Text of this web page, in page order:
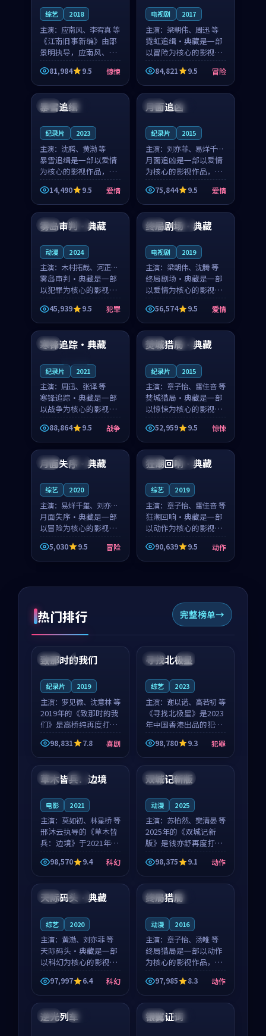
综艺 2018
主演： 应南风、李宥真 等
《江南旧事新编》由邵
景明执导，应南风、李
宥真领衔主演，是一部
2018年上映的日本惊悚
综艺。影片以邻里温情
遇到告别都浸着真实
81,984 9.5 惊悚
电视剧 2017
主演： 梁朝伟、周迅 等
霓虹追缉·典藏是一部
以冒险为核心的影视作
品，围绕危机、反转与
人物成长展开，整体节
奏紧凑，值得推荐观
看。
84,821 9.5 冒险
中国 完结
暴雪追缉
纪录片 2023
主演： 沈腾、黄渤 等
暴雪追缉是一部以爱情
为核心的影视作品，围
绕危机、反转与人物成
长展开，整体节奏紧
凑，值得推荐观看。
14,490 9.5 爱情
中国 院线
月面追凶
纪录片 2015
主演： 刘亦菲、易烊千玺
等
月面追凶是一部以爱情
为核心的影视作品，围
绕危机、反转与人物成
长展开，整体节奏紧
凑，值得推荐观看。
75,844 9.5 爱情
韩国 独播
雾岛审判·典藏
动漫 2024
主演： 木村拓哉、河正宇
等
雾岛审判·典藏是一部
以犯罪为核心的影视作
品，围绕危机、反转与
人物成长展开，整体节
奏紧凑，值得推荐观
看。
45,939 9.5 犯罪
泰国 院线
终局剧场·典藏
电视剧 2019
主演： 梁朝伟、沈腾 等
终局剧场·典藏是一部
以爱情为核心的影视作
品，围绕危机、反转与
人物成长展开，整体节
奏紧凑，值得推荐观
看。
56,574 9.5 爱情
中国
寒锋追踪·典藏
纪录片 2021
主演： 周迅、张译 等
寒锋追踪·典藏是一部
以战争为核心的影视作
品，围绕危机、反转与
人物成长展开，整体节
奏紧凑，值得推荐观
看。
88,864 9.5 战争
美国 热播
焚城猎局·典藏
纪录片 2015
主演： 章子怡、雷佳音 等
焚城猎局·典藏是一部
以惊悚为核心的影视作
品，围绕危机、反转与
人物成长展开，整体节
奏紧凑，值得推荐观
看。
52,959 9.5 惊悚
中国 热播
月面失序·典藏
综艺 2020
主演： 易烊千玺、刘亦菲
等
月面失序·典藏是一部
以冒险为核心的影视作
品，围绕危机、反转与
人物成长展开，整体节
奏紧凑，值得推荐观
5,030 9.5 冒险
中国 完结
狂潮回响·典藏
综艺 2019
主演： 章子怡、雷佳音 等
狂潮回响·典藏是一部
以动作为核心的影视作
品，围绕危机、反转与
人物成长展开，整体节
奏紧凑，值得推荐观
90,639 9.5 动作
热门排行 完整榜单
中国 4K
99:22
致那时的我们
纪录片 2019
主演： 罗见微、沈意林 等
2019年的《致那时的我
们》是高桥纯再度打磨
的喜剧佳作。中国大陆
的取景与都市寓言的氛
围相互成就，罗见微与
沈意林的对手戏自然克
制，让整部影片在悬
98,831 7.8 喜剧
中国 4K
99:18
寻找北极星
综艺 2023
主演： 谢以诺、高若初 等
《寻找北极星》是2023
年中国香港出品的犯罪
新作，主创团队希望用
公路冒险的故事让观众
停下来想一想。谢以诺
领衔，高若初担任重要
角色，戚南柯的叙事
98,780 9.3 犯罪
泰国 独播
草木皆兵：边境
电影 2021
主演： 莫如初、林星桥 等
邢沐云执导的《草木皆
兵：边境》于2021年面
世，泰国的城市气质与
校园青春的人物心境共
同构筑了影片基调。莫
如初、林星桥用细腻的
表演撑起整部科幻电
98,570 9.4 科幻
中国 独播
双城记新版
动漫 2025
主演： 苏柏然、樊清晏 等
2025年的《双城记新
版》是钱亦舒再度打磨
的动作佳作。中国大陆
的取景与沙漠探险的氛
围相互成就，苏柏然与
樊清晏的对手戏自然克
制，让整部影片在悬念
98,375 9.1 动作
韩国 完结
天际码头·典藏
综艺 2020
主演： 黄渤、刘亦菲 等
天际码头·典藏是一部
以科幻为核心的影视作
品，围绕危机、反转与
人物成长展开，整体节
奏紧凑，值得推荐观
看。
97,997 6.4 科幻
中国 独播
终局猎局
动漫 2016
主演： 章子怡、汤唯 等
终局猎局是一部以动作
为核心的影视作品，围
绕危机、反转与人物成
长展开，整体节奏紧
凑，值得推荐观看。
97,985 8.3 动作
英国 独播
逆光列车 英国 高分
银翼证词